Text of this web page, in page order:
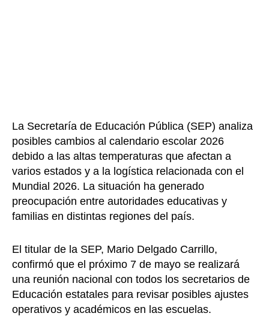
La Secretaría de Educación Pública (SEP) analiza
posibles cambios al calendario escolar 2026
debido a las altas temperaturas que afectan a
varios estados y a la logística relacionada con el
Mundial 2026. La situación ha generado
preocupación entre autoridades educativas y
familias en distintas regiones del país.
El titular de la SEP, Mario Delgado Carrillo,
confirmó que el próximo 7 de mayo se realizará
una reunión nacional con todos los secretarios de
Educación estatales para revisar posibles ajustes
operativos y académicos en las escuelas.